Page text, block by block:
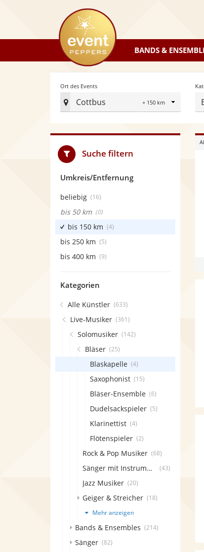
eventpeppers
BANDS &
Ort des Events
Cottbus
Radius
Ort
Events
Suche filtern
Umkreis/Entfernung
beliebig (16)
bis 50 km (0)
bis 150 km (4)
bis 250 km (5)
bis 400 km (9)
Kategorien
Alle Künstler (633)
Live-Musiker (361)
Solomusiker (142)
Bläser (25)
Blaskapelle (4)
Saxophonist (15)
Bläser-Ensemble (6)
Dudelsackspieler (5)
Klarinettist (4)
Flötenspieler (2)
Rock & Pop Musiker (68)
Sänger mit Instrument (43)
Jazz Musiker (20)
Geiger & Streicher (18)
Mehr anzeigen
Bands & Ensembles (214)
Sänger (82)